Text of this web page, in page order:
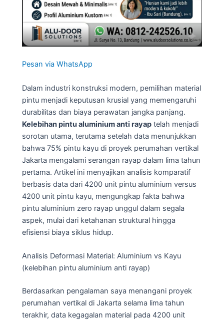
Pesan via WhatsApp
Dalam industri konstruksi modern, pemilihan material
pintu menjadi keputusan krusial yang memengaruhi
durabilitas dan biaya perawatan jangka panjang.
Kelebihan pintu aluminium anti rayap telah menjadi
sorotan utama, terutama setelah data menunjukkan
bahwa 75% pintu kayu di proyek perumahan vertikal
Jakarta mengalami serangan rayap dalam lima tahun
pertama. Artikel ini menyajikan analisis komparatif
berbasis data dari 4200 unit pintu aluminium versus
4200 unit pintu kayu, mengungkap fakta bahwa
pintu aluminium zero rayap unggul dalam segala
aspek, mulai dari ketahanan struktural hingga
efisiensi biaya siklus hidup.
Analisis Deformasi Material: Aluminium vs Kayu
(kelebihan pintu aluminium anti rayap)
Berdasarkan pengalaman saya menangani proyek
perumahan vertikal di Jakarta selama lima tahun
terakhir, data kegagalan material pada 4200 unit